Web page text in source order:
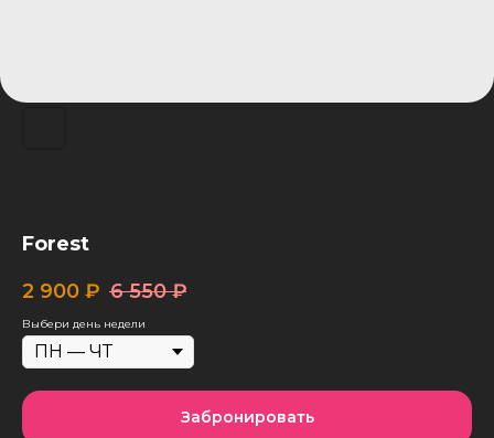
Forest
2 900 ₽ 6 550 ₽
Выбери день недели
Забронировать